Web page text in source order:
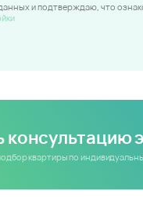
и подтверждаю, что
консультацию
квартиры по